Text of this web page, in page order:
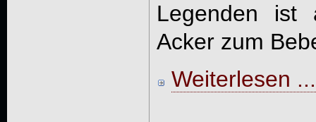
Legenden ist
Acker zum
Weiterlesen ...